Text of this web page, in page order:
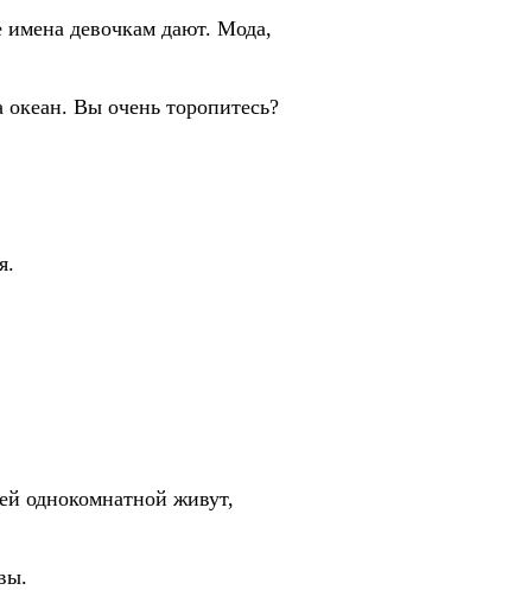
девочкам дают. Мода,
Вы очень торопитесь?
однокомнатной живут,